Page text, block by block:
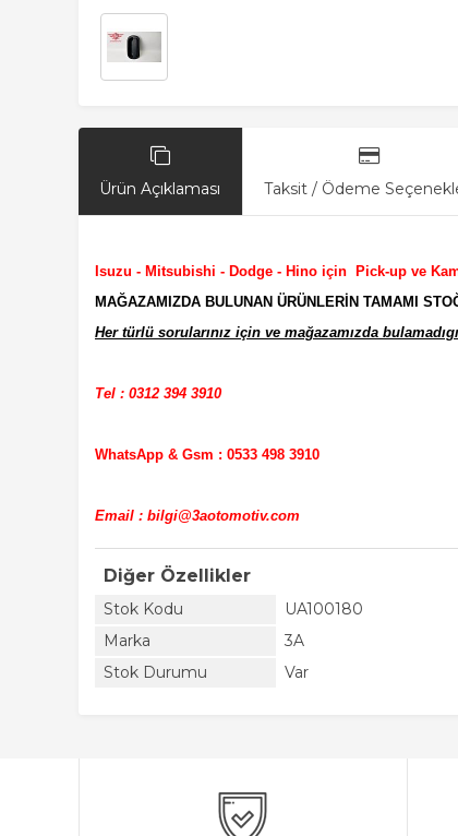
Ürün Açıklaması Taksit / Ödeme
Isuzu - Mitsubishi - Dodge - Hino için Pick-up ve
MAĞAZAMIZDA BULUNAN ÜRÜNLERİN TAMAMI
Her türlü sorularınız için ve mağazamızda
Tel : 0312 394 3910
WhatsApp & Gsm : 0533 498 3910
Email : bilgi@3aotomotiv.com
Diğer Özellikler
Stok Kodu
UA100180
Marka
3A
Stok Durumu
Var